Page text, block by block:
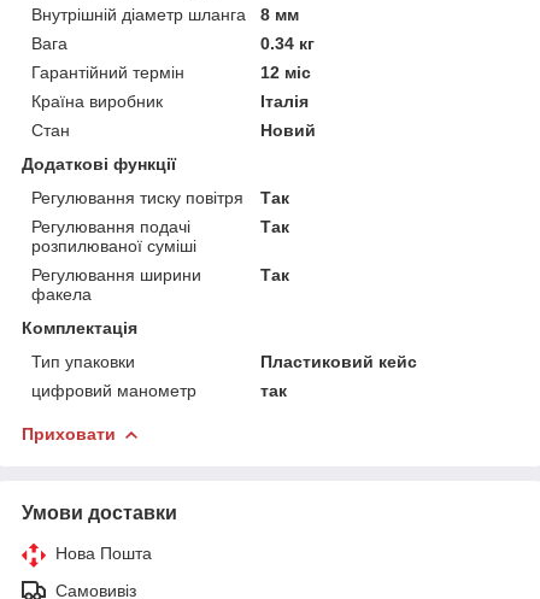
Внутрішній діаметр шланга
8 мм
Вага
0.34 кг
Гарантійний термін
12 міс
Країна виробник
Італія
Стан
Новий
Додаткові функції
Регулювання тиску повітря
Так
Регулювання подачі
розпилюваної суміші
Так
Регулювання ширини
факела
Так
Комплектація
Тип упаковки
Пластиковий кейс
цифровий манометр
так
Приховати
Умови доставки
Нова Пошта
Самовивіз